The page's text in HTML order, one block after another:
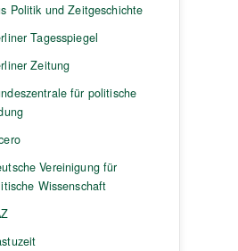
Politik und Zeitgeschichte
Tagesspiegel
Zeitung
für politische
Vereinigung für
Wissenschaft